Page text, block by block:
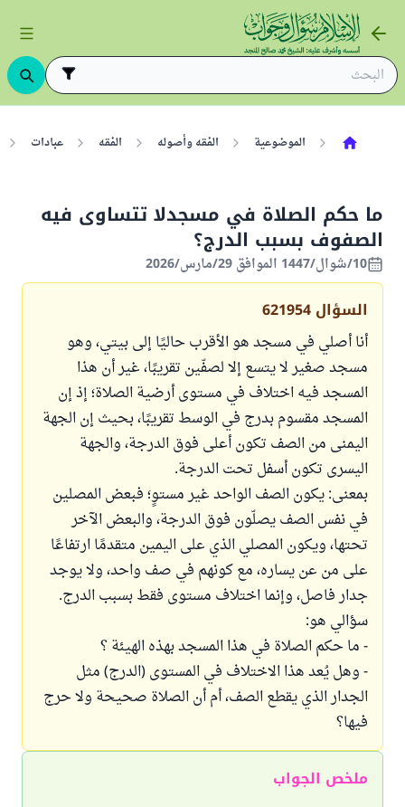
الموضوعية الفقه وأصوله الفقه عبادات
ما حكم الصلاة في مسجدلا تتساوى فيه
الصفوف بسبب الدرج؟
10/شوال/1447 الموافق 29/مارس/2026
السؤال 621954
أنا أصلي في مسجد هو الأقرب حاليًا إلى بيتي، وهو
مسجد صغير لا يتسع إلا لصفّين تقريبًا، غير أن هذا
المسجد فيه اختلاف في مستوى أرضية الصلاة؛ إذ إن
المسجد مقسوم بدرج في الوسط تقريبًا، بحيث إن الجهة
اليمنى من الصف تكون أعلى فوق الدرجة، والجهة
اليسرى تكون أسفل تحت الدرجة.
بمعنى: يكون الصف الواحد غير مستوٍ؛ فبعض المصلين
في نفس الصف يصلّون فوق الدرجة، والبعض الآخر
تحتها، ويكون المصلي الذي على اليمين متقدمًا ارتفاعًا
على من عن يساره، مع كونهم في صف واحد، ولا يوجد
جدار فاصل، وإنما اختلاف مستوى فقط بسبب الدرج.
سؤالي هو:
- ما حكم الصلاة في هذا المسجد بهذه الهيئة ؟
- وهل يُعد هذا الاختلاف في المستوى (الدرج) مثل
الجدار الذي يقطع الصف، أم أن الصلاة صحيحة ولا حرج
فيها؟
ملخص الجواب